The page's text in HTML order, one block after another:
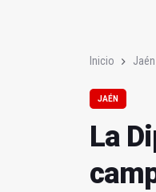
Inicio Jaén
JAÉN
La